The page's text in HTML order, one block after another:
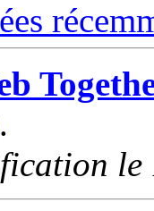
.
le